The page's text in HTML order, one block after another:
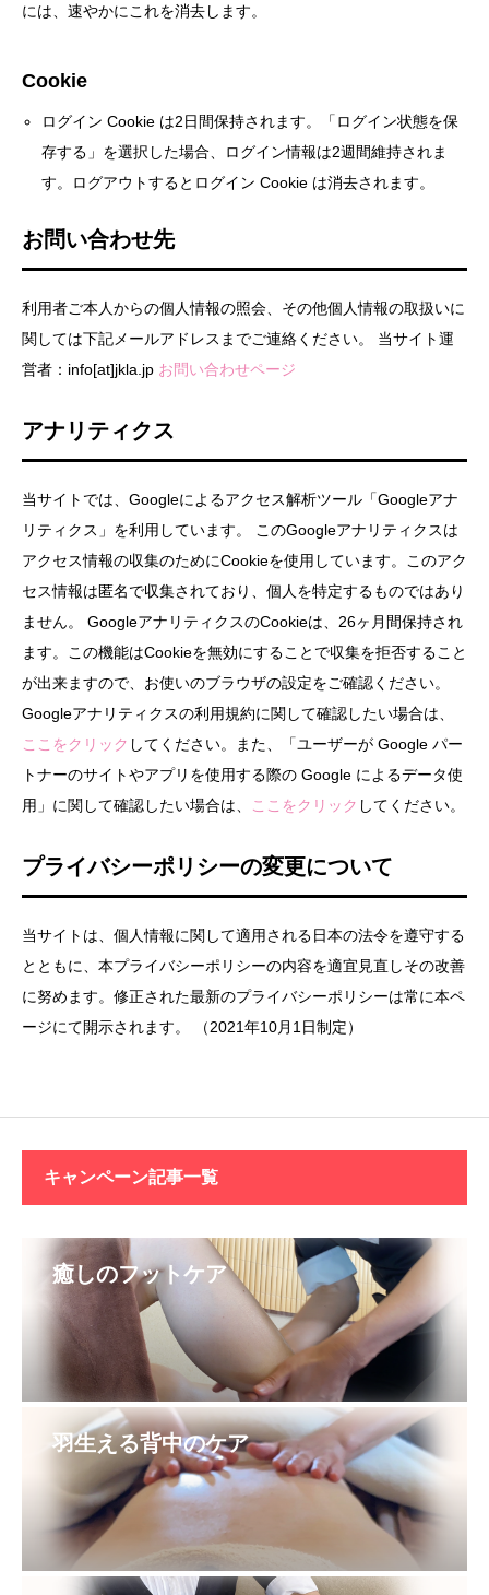
には、速やかにこれを消去します。
Cookie
ログイン Cookie は2日間保持されます。「ログイン状態を保
存する」を選択した場合、ログイン情報は2週間維持されま
す。ログアウトするとログイン Cookie は消去されます。
お問い合わせ先
利用者ご本人からの個人情報の照会、その他個人情報の取扱いに
関しては下記メールアドレスまでご連絡ください。 当サイト運
営者：info[at]jkla.jp お問い合わせページ
アナリティクス
当サイトでは、Googleによるアクセス解析ツール「Googleアナ
リティクス」を利用しています。 このGoogleアナリティクスは
アクセス情報の収集のためにCookieを使用しています。このアク
セス情報は匿名で収集されており、個人を特定するものではあり
ません。 GoogleアナリティクスのCookieは、26ヶ月間保持され
ます。この機能はCookieを無効にすることで収集を拒否すること
が出来ますので、お使いのブラウザの設定をご確認ください。
Googleアナリティクスの利用規約に関して確認したい場合は、
ここをクリック してください。また、「ユーザーが Google パー
トナーのサイトやアプリを使用する際の Google によるデータ使
用」に関して確認したい場合は、
ここをクリック してください。
プライバシーポリシーの変更について
当サイトは、個人情報に関して適用される日本の法令を遵守する
とともに、本プライバシーポリシーの内容を適宜見直しその改善
に努めます。修正された最新のプライバシーポリシーは常に本ペ
ージにて開示されます。 （2021年10月1日制定）
キャンペーン記事一覧
癒しのフットケア
羽生える背中のケア